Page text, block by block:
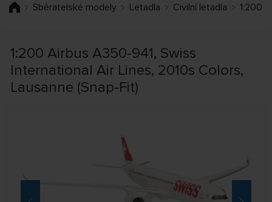
Sběratelské modely Letadla Civilní letadla 1:200
1:200 Airbus A350-941, Swiss
International Air Lines, 2010s Colors,
Lausanne (Snap-Fit)